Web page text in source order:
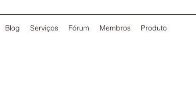
Blog Serviços Fórum Membros Produto